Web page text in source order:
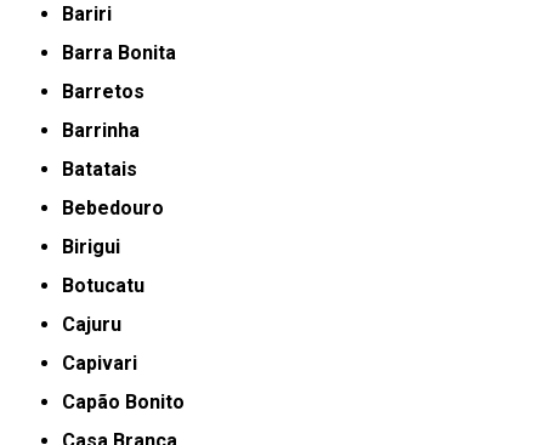
Bariri
Barra Bonita
Barretos
Barrinha
Batatais
Bebedouro
Birigui
Botucatu
Cajuru
Capivari
Capão Bonito